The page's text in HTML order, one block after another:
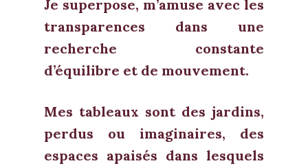
Je superpose, m’amuse avec les
transparences dans une
recherche constante
d’équilibre et de mouvement.
Mes tableaux sont des jardins,
perdus ou imaginaires, des
espaces apaisés dans lesquels